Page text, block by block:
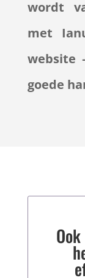
wordt
met
website
goede